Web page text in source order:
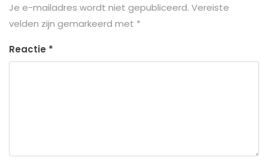
Je e-mailadres wordt niet gepubliceerd. Vereiste
velden zijn gemarkeerd met *
Reactie *